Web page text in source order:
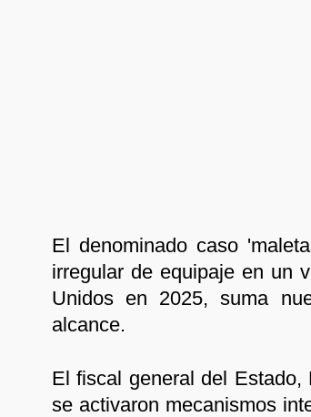
El denominado caso
irregular de equipaje en un
Unidos en 2025, suma
alcance.
El fiscal general del Estado,
se activaron mecanismos